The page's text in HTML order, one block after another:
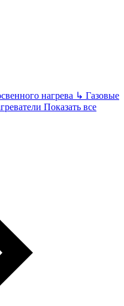
нагрева ↳ Газовые
Показать все